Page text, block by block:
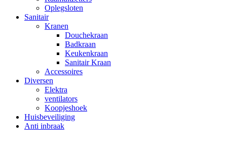
Oplegsloten
Sanitair
Kranen
Douchekraan
Badkraan
Keukenkraan
Sanitair Kraan
Accessoires
Diversen
Elektra
ventilators
Koopjeshoek
Huisbeveiliging
Anti inbraak